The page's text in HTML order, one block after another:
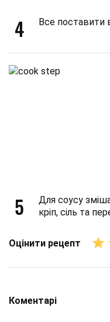
4 Все поставити
5
Для соусу
кріп, сіль та
Оцінити рецепт
Коментарі